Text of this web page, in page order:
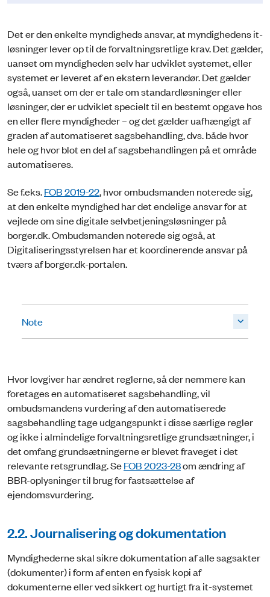
Det er den enkelte myndigheds ansvar, at myndighedens it-
løsninger lever op til de forvaltningsretlige krav. Det gælder,
uanset om myndigheden selv har udviklet systemet, eller
systemet er leveret af en ekstern leverandør. Det gælder
også, uanset om der er tale om standardløsninger eller
løsninger, der er udviklet specielt til en bestemt opgave hos
en eller flere myndigheder – og det gælder uafhængigt af
graden af automatiseret sagsbehandling, dvs. både hvor
hele og hvor blot en del af sagsbehandlingen på et område
automatiseres.
Se f.eks.FOB 2019-22, hvor ombudsmanden noterede sig,
at den enkelte myndighed har det endelige ansvar for at
vejlede om sine digitale selvbetjeningsløsninger på
borger.dk. Ombudsmanden noterede sig også, at
Digitaliseringsstyrelsen har et koordinerende ansvar på
tværs af borger.dk-portalen.
Note
Hvor lovgiver har ændret reglerne, så der nemmere kan
foretages en automatiseret sagsbehandling, vil
ombudsmandens vurdering af den automatiserede
sagsbehandling tage udgangspunkt i disse særlige regler
og ikke i almindelige forvaltningsretlige grundsætninger, i
det omfang grundsætningerne er blevet fraveget i det
relevante retsgrundlag. SeFOB 2023-28om ændring af
BBR-oplysninger til brug for fastsættelse af
ejendomsvurdering.
2.2. Journalisering og dokumentation
Myndighederne skal sikre dokumentation af alle sagsakter
(dokumenter) i form af enten en fysisk kopi af
dokumenterne eller ved sikkert og hurtigt fra it-systemet